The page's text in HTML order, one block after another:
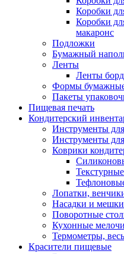
Коробки
Коробки
макаронс
Подложки
Бумажный
Ленты
Ленты
Формы
Пакеты
Пищевая печать
Кондитерский
Инструменты
Инструменты
Коврики
Лопатки,
Насадки и мешки
Поворотные
Кухонные мелочи
Термометры,
Красители пищевые